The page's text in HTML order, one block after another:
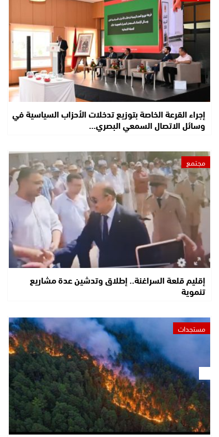
إجراء القرعة الخاصة بتوزيع تدخلات الأحزاب السياسية في
وسائل الاتصال السمعي البصري…
مجتمع
إقليم قلعة السراغنة.. إطلاق وتدشين عدة مشاريع
تنموية
مستجدات